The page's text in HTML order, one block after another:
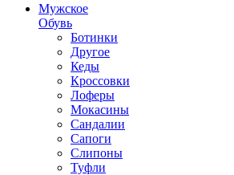
Мужское
Обувь
Ботинки
Другое
Кеды
Кроссовки
Лоферы
Мокасины
Сандалии
Сапоги
Слипоны
Туфли